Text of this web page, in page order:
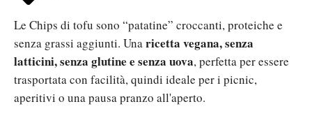
Le Chips di tofu sono “patatine” croccanti, proteiche e
senza grassi aggiunti. Unaricetta vegana, senza
latticini, senza glutine e senza uova, perfetta per essere
trasportata con facilità, quindi ideale per i picnic,
aperitivi o una pausa pranzo all'aperto.